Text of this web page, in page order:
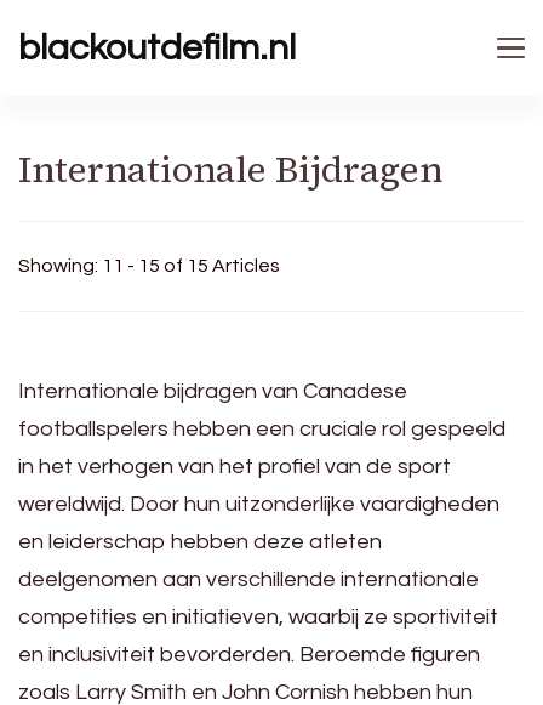
blackoutdefilm.nl
Internationale Bijdragen
Showing: 11 - 15 of 15 Articles
Internationale bijdragen van Canadese
footballspelers hebben een cruciale rol gespeeld
in het verhogen van het profiel van de sport
wereldwijd. Door hun uitzonderlijke vaardigheden
en leiderschap hebben deze atleten
deelgenomen aan verschillende internationale
competities en initiatieven, waarbij ze sportiviteit
en inclusiviteit bevorderden. Beroemde figuren
zoals Larry Smith en John Cornish hebben hun